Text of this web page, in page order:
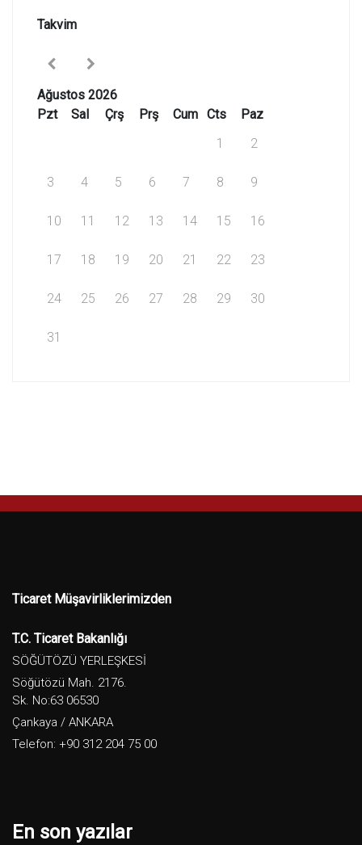
Takvim
Ağustos 2026
Pzt
Sal Çrş Prş Cum Cts
Paz
1
2
3 4 5 6 7 8 9
10 11 12 13 14 15 16
17 18 19 20 21 22 23
24 25 26 27 28 29 30
31
Ticaret Müşavirliklerimizden
T.C. Ticaret Bakanlığı
SÖĞÜTÖZÜ YERLEŞKESİ
Söğütözü Mah. 2176.
Sk. No:63 06530
Çankaya / ANKARA
Telefon: +90 312 204 75 00
En son yazılar